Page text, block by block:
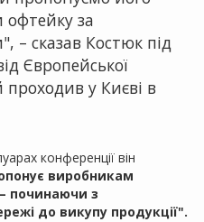
за
сказав Костюк під
Європейської
проходив у Києві в
конференції він
виробникам
починаючи з
до викупу продукції".